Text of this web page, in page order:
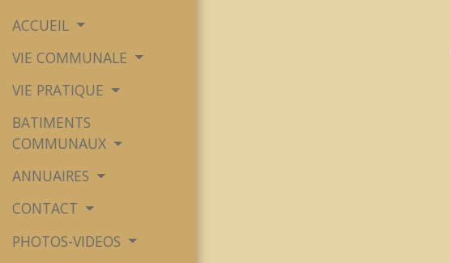
ACCUEIL
VIE COMMUNALE
VIE PRATIQUE
BATIMENTS
COMMUNAUX
ANNUAIRES
CONTACT
PHOTOS-VIDEOS